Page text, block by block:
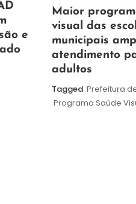
e
7
de
agosto
de
2026
Maurilio
Maior
visual das
municipais
atendimento
adultos
Tagged Prefeitura
Programa Saúde